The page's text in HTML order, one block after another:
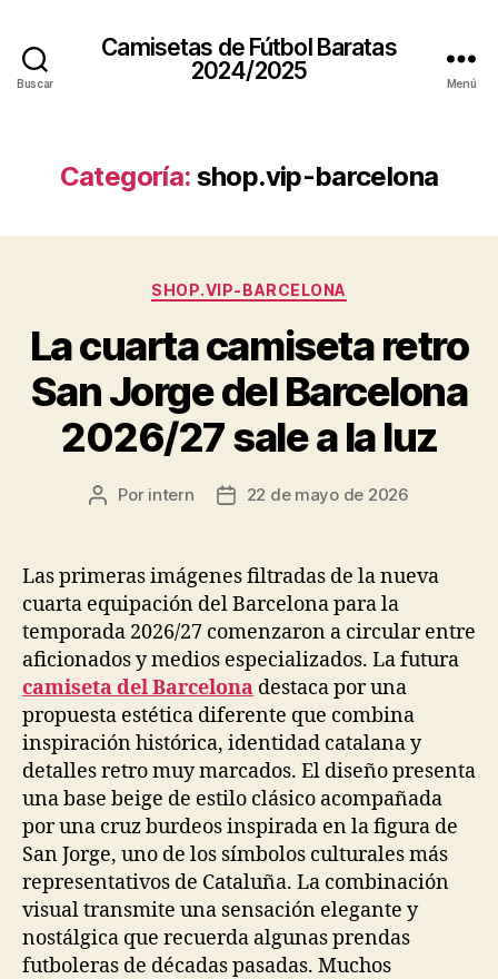
Buscar
Camisetas de Fútbol Baratas
2024/2025
Menú
Categoría: shop.vip-barcelona
Categorías
SHOP.VIP-BARCELONA
La cuarta camiseta retro
San Jorge del Barcelona
2026/27 sale a la luz
Autor
entrada
Por intern
Fecha
entrada
22 de mayo de 2026
Las primeras imágenes filtradas de la nueva
cuarta equipación del Barcelona para la
temporada 2026/27 comenzaron a circular entre
aficionados y medios especializados. La futura
camiseta del Barcelona destaca por una
propuesta estética diferente que combina
inspiración histórica, identidad catalana y
detalles retro muy marcados. El diseño presenta
una base beige de estilo clásico acompañada
por una cruz burdeos inspirada en la figura de
San Jorge, uno de los símbolos culturales más
representativos de Cataluña. La combinación
visual transmite una sensación elegante y
nostálgica que recuerda algunas prendas
futboleras de décadas pasadas. Muchos